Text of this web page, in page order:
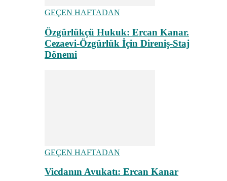
GEÇEN HAFTADAN
Özgürlükçü Hukuk: Ercan Kanar.
Cezaevi-Özgürlük İçin Direniş-Staj
Dönemi
GEÇEN HAFTADAN
Vicdanın Avukatı: Ercan Kanar